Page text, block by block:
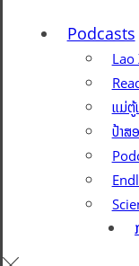
Podcasts
Lao
ແມ່ຕູ້
ປ້າສ